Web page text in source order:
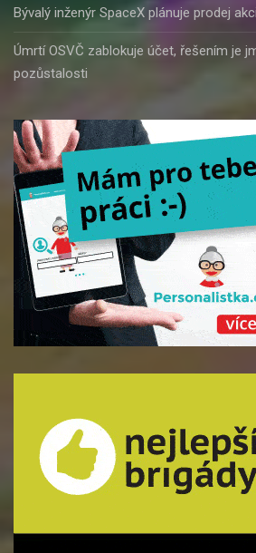
Bývalý inženýr SpaceX plánuje prodej
Úmrtí OSVČ zablokuje účet, řešením je
pozůstalosti